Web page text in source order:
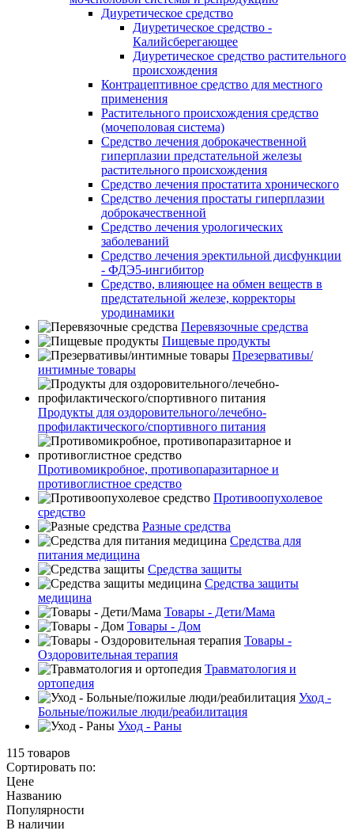
Диуретическое средство
Диуретическое средство -
Калийсберегающее
Диуретическое средство растительного
происхождения
Контрацептивное средство для местного
применения
Растительного происхождения средство
(мочеполовая система)
Средство лечения доброкачественной
гиперплазии предстательной железы
растительного происхождения
Средство лечения простатита хронического
Средство лечения простаты гиперплазии
доброкачественной
Средство лечения урологических
заболеваний
Средство лечения эректильной дисфункции
- ФДЭ5-ингибитор
Средство, влияющее на обмен веществ в
предстательной железе, корректоры
уродинамики
Перевязочные средства
Пищевые продукты
Презервативы/
интимные товары
Продукты для оздоровительного/лечебно-
профилактического/спортивного питания
Противомикробное, противопаразитарное и
противоглистное средство
Противоопухолевое
средство
Разные средства
Средства для
питания медицина
Средства защиты
Средства защиты
медицина
Товары - Дети/Мама
Товары - Дом
Товары -
Оздоровительная терапия
Травматология и
ортопедия
Уход -
Больные/пожилые люди/реабилитация
Уход - Раны
115 товаров
Сортировать по:
Цене
Названию
Популярности
В наличии